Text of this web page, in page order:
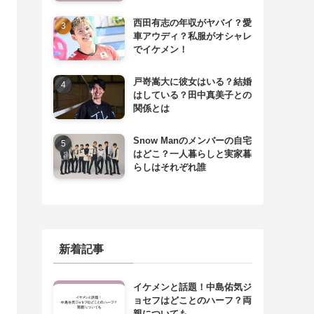
西田有志の年収がヤバイ？愛
車アウディ？私服がオシャレ
でイケメン！
戸嵜嵩大に彼女はいる？結婚
はしている？田中真美子との
関係とは
Snow Manのメンバーの自宅
はどこ？一人暮らしと実家暮
らしはそれぞれ誰
新着記事
イケメンと話題！中島佑気ジ
ョセフはどことのハーフ？両